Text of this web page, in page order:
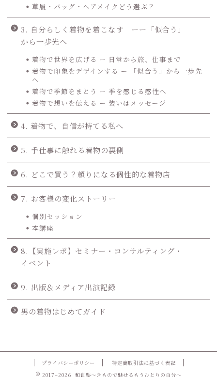
草履・バッグ・ヘアメイクどう選ぶ？
3. 自分らしく着物を着こなす ーー「似合う」
から一歩先へ
着物で世界を広げる ー 日常から旅、仕事まで
着物で印象をデザインする ー 「似合う」から一歩先
へ
着物で季節をまとう ー 季を感じる感性へ
着物で想いを伝える ー 装いはメッセージ
4. 着物で、自信が持てる私へ
5. 手仕事に触れる着物の裏側
6. どこで買う？頼りになる個性的な着物店
7. お客様の変化ストーリー
個別セッション
本講座
8.【実施レポ】セミナー・コンサルティング・
イベント
9. 出版＆メディア出演記録
男の着物はじめてガイド
プライバシーポリシー
特定商取引法に基づく表記
2017–2026 和創塾〜きもので魅せるもうひとりの自分〜